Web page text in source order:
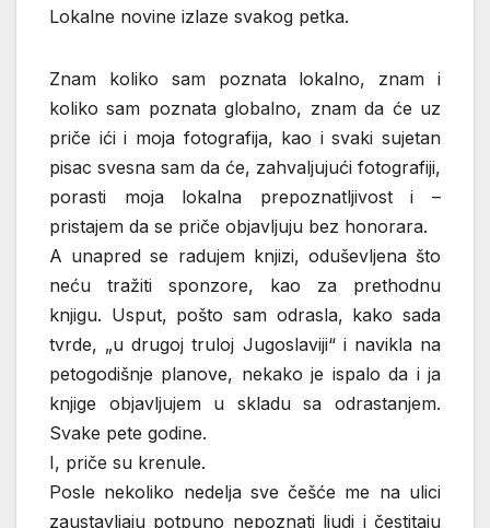
Lokalne novine izlaze svakog petka.
Znam koliko sam poznata lokalno, znam i
koliko sam poznata globalno, znam da će uz
priče ići i moja fotografija, kao i svaki sujetan
pisac svesna sam da će, zahvaljujući fotografiji,
porasti moja lokalna prepoznatljivost i –
pristajem da se priče objavljuju bez honorara.
A unapred se radujem knjizi, oduševljena što
neću tražiti sponzore, kao za prethodnu
knjigu. Usput, pošto sam odrasla, kako sada
tvrde, „u drugoj truloj Jugoslaviji“ i navikla na
petogodišnje planove, nekako je ispalo da i ja
knjige objavljujem u skladu sa odrastanjem.
Svake pete godine.
I, priče su krenule.
Posle nekoliko nedelja sve češće me na ulici
zaustavljaju potpuno nepoznati ljudi i čestitaju